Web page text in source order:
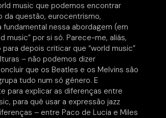
music que podemos encontrar
da questão, eurocentrismo,
nessa abordagem (em
por si só. Parece-me, aliás,
depois criticar que “world music”
– não podemos dizer
que os Beatles e os Melvins são
tudo num só género. E
para explicar as diferenças entre
para quê usar a expressão jazz
– entre Paco de Lucia e Miles